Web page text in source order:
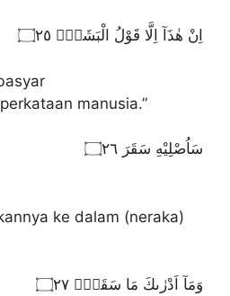
اِنْ هٰذَآ اِلَّا قَوْلُ الْبَشَرِۗ ۝٢٥
manusia.”
سَاُصْلِيْهِ سَقَرَ ۝٢٦
ke dalam (neraka)
وَمَآ اَدْرٰىكَ مَا سَقَرُۗ ۝٢٧